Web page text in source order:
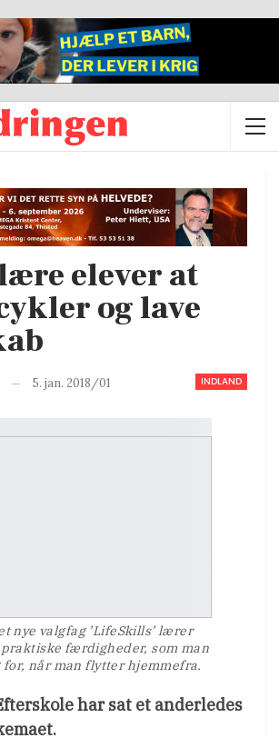
elever at
og lave
INDLAND
5. jan. 2018/01
nye valgfag ’LifeSkills’ lærer
færdigheder, som man
for, når man flytter hjemmefra.
har sat et anderledes